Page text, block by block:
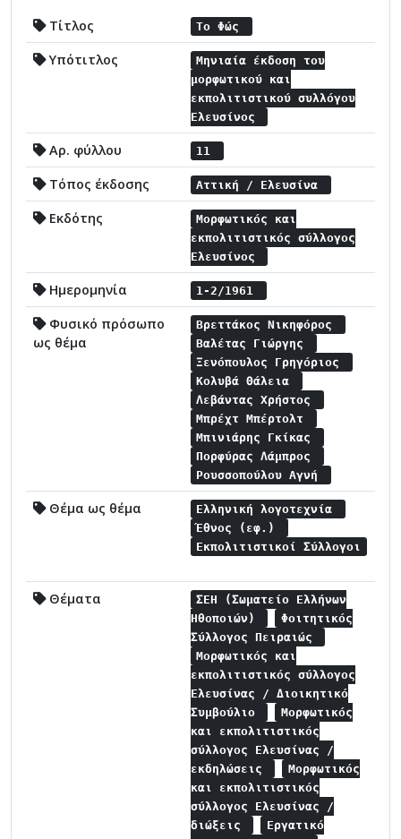
Τίτλος Το Φώς
Υπότιτλος
Μηνιαία έκδοση του
μορφωτικού και
εκπολιτιστικού συλλόγου
Ελευσίνος
Αρ. φύλλου 11
Τόπος έκδοσης Αττική / Ελευσίνα
Εκδότης
Μορφωτικός και
εκπολιτιστικός σύλλογος
Ελευσίνος
Ημερομηνία 1-2/1961
Φυσικό πρόσωπο
ως θέμα
Βρεττάκος Νικηφόρος
Βαλέτας Γιώργης
Ξενόπουλος Γρηγόριος
Κολυβά Θάλεια
Λεβάντας Χρήστος
Μπρέχτ Μπέρτολτ
Μπινιάρης Γκίκας
Πορφύρας Λάμπρος
Ρουσσοπούλου Αγνή
Θέμα ως θέμα
Ελληνική λογοτεχνία
Έθνος (εφ.)
Εκπολιτιστικοί Σύλλογοι
Θέματα
ΣΕΗ (Σωματείο Ελλήνων
Ηθοποιών)
Φοιτητικός
Σύλλογος Πειραιώς
Μορφωτικός και
εκπολιτιστικός σύλλογος
Ελευσίνας / Διοικητικό
Συμβούλιο
Μορφωτικός
και εκπολιτιστικός
σύλλογος Ελευσίνας /
εκδηλώσεις
Μορφωτικός
και εκπολιτιστικός
σύλλογος Ελευσίνας /
διώξεις
Εργατικό